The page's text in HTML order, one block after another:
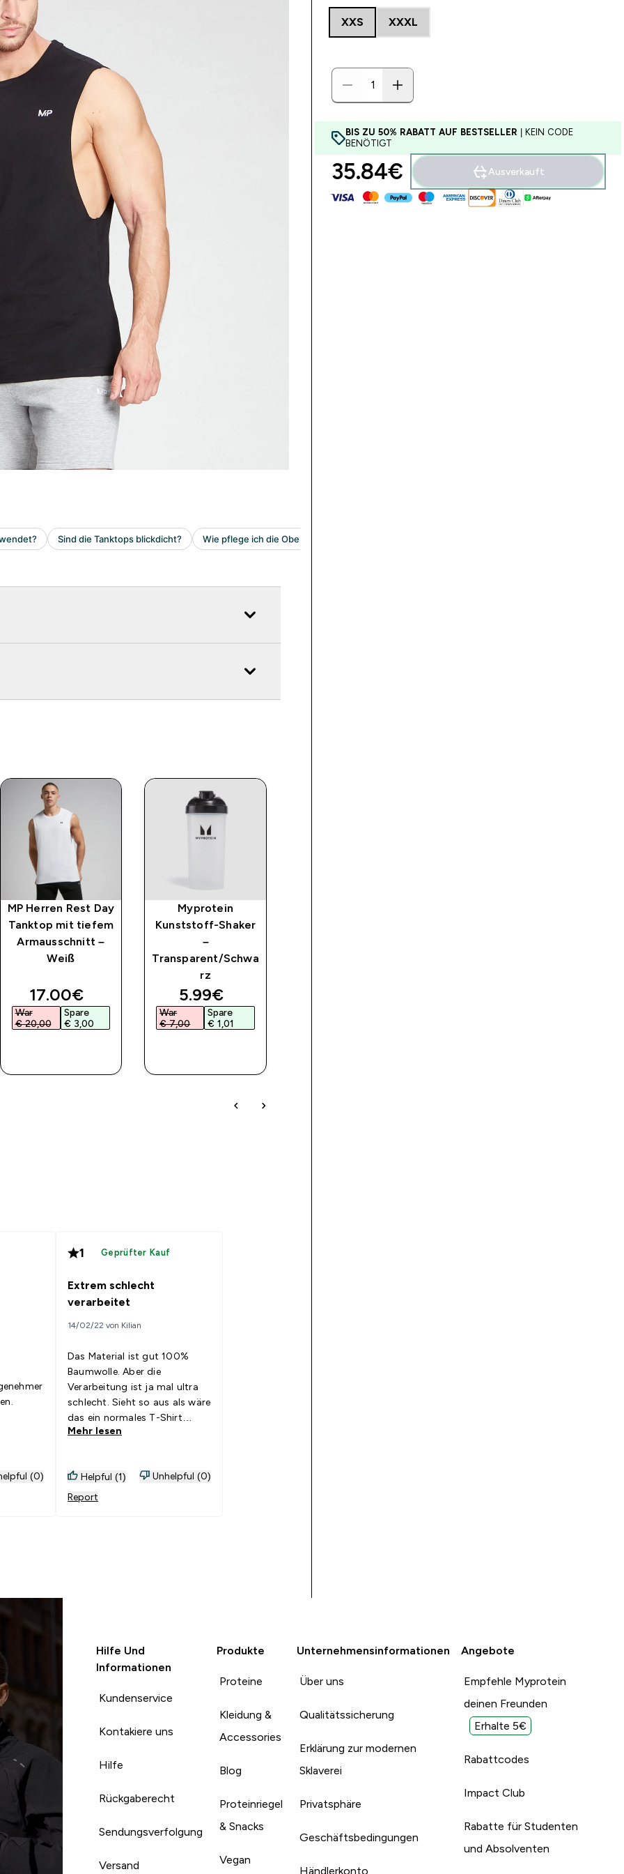
MP Herren Rest Day
Tanktop mit tiefem
Armausschnitt –
Weiß
discounted price
17.00€‎
War
€ 20,00‎
Spare
€ 3,00‎
Myprotein
Kunststoff-Shaker
–
Transparent/Schwa
rz
discounted price
5.99€‎
War
€ 7,00‎
Spare
€ 1,01‎
(0)
1 Geprüfter Kauf
Extrem schlecht
verarbeitet
14/02/22 von Kilian
Das Material ist gut 100%
Baumwolle. Aber die
Verarbeitung ist ja mal ultra
schlecht. Sieht so aus als wäre
das ein normales T-Shirt
gewesen, welches man die
ausgefranst und der Schnitt
nicht einmal gerade. Es wurde
Mehr lesen
Helpful (1)
Unhelpful (0)
Report
XXS XXXL
BIS ZU 50% RABATT AUF BESTSELLER | KEIN CODE
BENÖTIGT
35.84€‎ Ausverkauft
Hilfe Und
Informationen
Kundenservice
Kontakiere uns
Hilfe
Rückgaberecht
Sendungsverfolgung
Versand
Produkte
Proteine
Kleidung &
Accessories
Blog
Proteinriegel
& Snacks
Vegan
Unternehmensinformationen
Über uns
Qualitätssicherung
Erklärung zur modernen
Sklaverei
Privatsphäre
Geschäftsbedingungen
Händlerkonto
Angebote
Empfehle Myprotein
deinen Freunden
Erhalte 5€
Rabattcodes
Impact Club
Rabatte für Studenten
und Absolventen